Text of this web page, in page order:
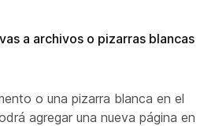
a archivos o pizarras blancas
o una pizarra blanca en el
agregar una nueva página en